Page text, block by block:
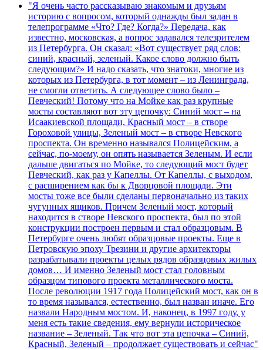
"Я очень часто рассказываю знакомым и друзьям
историю с вопросом, который однажды был задан в
телепрограмме «Что? Где? Когда?» Передача, как
известно, московская, а вопрос задавался телезрителем
из Петербурга. Он сказал: «Вот существует ряд слов:
синий, красный, зеленый. Какое слово должно быть
следующим?» И надо сказать, что знатоки, многие из
которых из Петербурга, в тот момент – из Ленинграда,
не смогли ответить. А следующее слово было –
Певческий! Потому что на Мойке как раз крупные
мосты составляют вот эту цепочку: Синий мост – на
Исаакиевской площади, Красный мост – в створе
Гороховой улицы, Зеленый мост – в створе Невского
проспекта. Он временно назывался Полицейским, а
сейчас, по-моему, он опять называется Зеленым. И если
дальше двигаться по Мойке, то следующий мост будет
Певческий, как раз у Капеллы. От Капеллы, с выходом,
с расширением как бы к Дворцовой площади. Эти
мосты тоже все были сделаны первоначально из таких
чугунных ящиков. Причем Зеленый мост, который
находится в створе Невского проспекта, был по этой
конструкции построен первым и стал образцовым. В
Петербурге очень любят образцовые проекты. Еще в
Петровскую эпоху Трезини и другие архитекторы
разрабатывали проекты целых рядов образцовых жилых
домов… И именно Зеленый мост стал головным
образцом типового проекта металлического моста.
После революции 1917 года Полицейский мост, как он в
то время назывался, естественно, был назван иначе. Его
назвали Народным мостом. И, наконец, в 1997 году, у
меня есть такие сведения, ему вернули историческое
название – Зеленый. Так что вот эта цепочка – Синий,
Красный, Зеленый – продолжает существовать и сейчас"